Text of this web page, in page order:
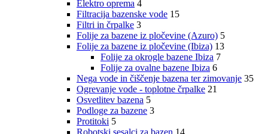
Elektro oprema 4
Filtracija bazenske vode 15
Filtri in črpalke 3
Folije za bazene iz pločevine (Azuro) 5
Folije za bazene iz pločevine (Ibiza) 13
Folije za okrogle bazene Ibiza 7
Folije za ovalne bazene Ibiza 6
Nega vode in čiščenje bazena ter zimovanje 35
Ogrevanje vode - toplotne črpalke 21
Osvetlitev bazena 5
Podloge za bazene 3
Protitoki 5